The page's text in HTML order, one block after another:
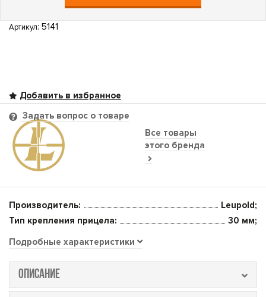
Артикул: 5141
Все товары
этого бренда
Задать вопрос о товаре
Производитель:
Leupold;
Тип крепления прицела:
30 мм;
Подробные характеристики
ОПИСАНИЕ